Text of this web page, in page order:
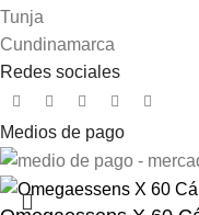
Tunja
Cundinamarca
Redes sociales
Medios de pago